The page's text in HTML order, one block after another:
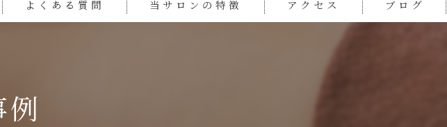
よくある質問 当サロンの特徴 アクセス ブログ
例